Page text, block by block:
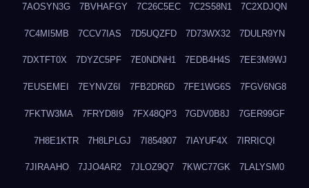
7AOSYN3G 7BVHAFGY 7C26C5EC 7C2S58N1 7C2XDJQN
7C4MI5MB 7CCV7IAS 7D5UQZFD 7D73WX32 7DULR9YN
7DXTFT0X 7DYZC5PF 7E0NDNH1 7EDB4H4S 7EE3M9WJ
7EUSEMEI 7EYNVZ6I 7FB2DR6D 7FE1WG6S 7FGV6NG8
7FKTW3MA 7FRYD8I9 7FX48QP3 7GDV0B8J 7GER99GF
7H8E1KTR 7H8LPLGJ 7I854907 7IAYUF4X 7IRRICQI
7JIRAAHO 7JJO4AR2 7JLOZ9Q7 7KWC77GK 7LALYSM0